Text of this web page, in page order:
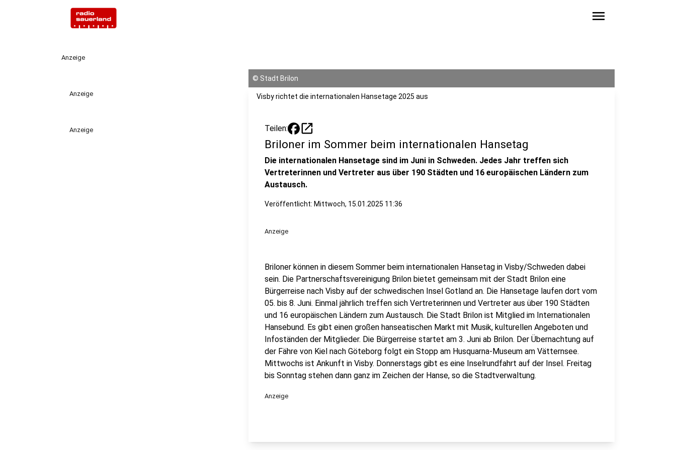
menu
Anzeige
Anzeige
Anzeige
© Stadt Brilon
Visby richtet die internationalen Hansetage 2025 aus
Teilen: open_in_new
Briloner im Sommer beim internationalen Hansetag
Die internationalen Hansetage sind im Juni in Schweden. Jedes Jahr treffen sich
Vertreterinnen und Vertreter aus über 190 Städten und 16 europäischen Ländern zum
Austausch.
Veröffentlicht: Mittwoch, 15.01.2025 11:36
Anzeige
Briloner können in diesem Sommer beim internationalen Hansetag in Visby/Schweden dabei
sein. Die Partnerschaftsvereinigung Brilon bietet gemeinsam mit der Stadt Brilon eine
Bürgerreise nach Visby auf der schwedischen Insel Gotland an. Die Hansetage laufen dort vom
05. bis 8. Juni. Einmal jährlich treffen sich Vertreterinnen und Vertreter aus über 190 Städten
und 16 europäischen Ländern zum Austausch. Die Stadt Brilon ist Mitglied im Internationalen
Hansebund. Es gibt einen großen hanseatischen Markt mit Musik, kulturellen Angeboten und
Infoständen der Mitglieder. Die Bürgerreise startet am 3. Juni ab Brilon. Der Übernachtung auf
der Fähre von Kiel nach Göteborg folgt ein Stopp am Husquarna-Museum am Vätternsee.
Mittwochs ist Ankunft in Visby. Donnerstags gibt es eine Inselrundfahrt auf der Insel. Freitag
bis Sonntag stehen dann ganz im Zeichen der Hanse, so die Stadtverwaltung.
Anzeige